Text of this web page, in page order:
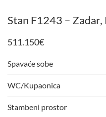
Stan F1243 –
511.150€
Spavaće sobe
WC/Kupaonica
Stambeni prostor